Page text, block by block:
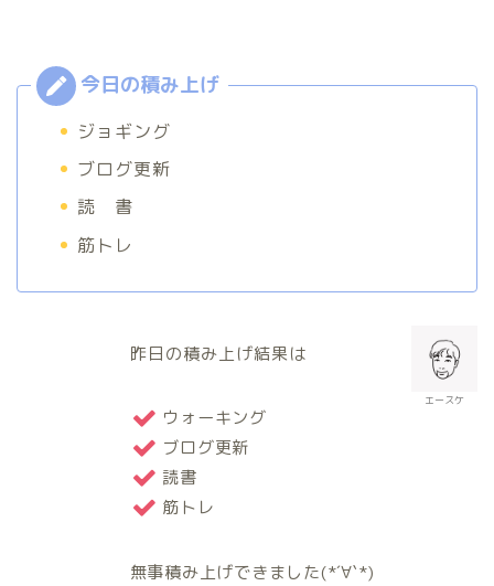
ジョギング
ブログ更新
読 書
筋トレ
エースケ
昨日の積み上げ結果は
ウォーキング
ブログ更新
読書
筋トレ
無事積み上げできました(*´∀`*)